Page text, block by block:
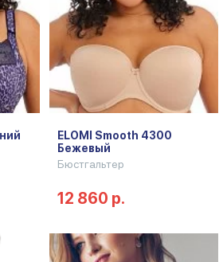
ELOMI Smooth 4300
Бежевый
Бюстгальтер
12 860 р.